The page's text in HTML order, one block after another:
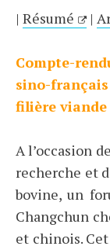
| Résumé |
Compte-
sino-
filière viande
A l’occasion
recherche et
bovine, un
Changchun
et chinois.